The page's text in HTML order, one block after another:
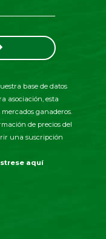
base de datos
asociación, esta
ganaderos.
de precios del
una suscripción
aquí